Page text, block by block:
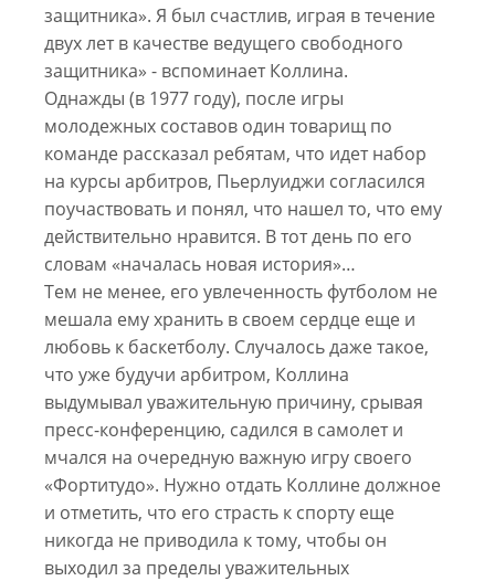
защитника». Я был счастлив, играя в течение
двух лет в качестве ведущего свободного
защитника» - вспоминает Коллина.
Однажды (в 1977 году), после игры
молодежных составов один товарищ по
команде рассказал ребятам, что идет набор
на курсы арбитров, Пьерлуиджи согласился
поучаствовать и понял, что нашел то, что ему
действительно нравится. В тот день по его
словам «началась новая история»…
Тем не менее, его увлеченность футболом не
мешала ему хранить в своем сердце еще и
любовь к баскетболу. Случалось даже такое,
что уже будучи арбитром, Коллина
выдумывал уважительную причину, срывая
пресс-конференцию, садился в самолет и
мчался на очередную важную игру своего
«Фортитудо». Нужно отдать Коллине должное
и отметить, что его страсть к спорту еще
никогда не приводила к тому, чтобы он
выходил за пределы уважительных